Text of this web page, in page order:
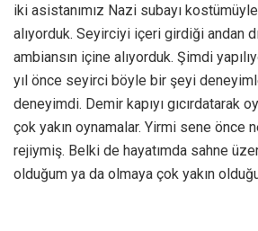
iki asistanımız Nazi subayı
alıyorduk. Seyirciyi içeri girdiği andan
ambiansın içine alıyorduk. Şimdi
yıl önce seyirci böyle bir şeyi
deneyimdi. Demir kapıyı gıcırdatarak
çok yakın oynamalar. Yirmi sene önce
rejiymiş. Belki de hayatımda sahne
olduğum ya da olmaya çok yakın